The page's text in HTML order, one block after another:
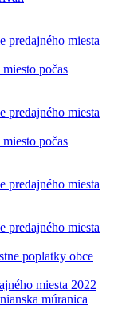
predajného miesta
počas
predajného miesta
počas
predajného miesta
predajného miesta
poplatky obce
miesta 2022
múranica